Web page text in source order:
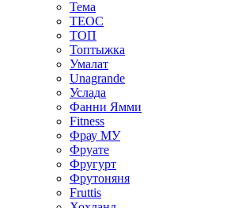
Тема
ТЕОС
ТОП
Топтыжка
Умалат
Unagrande
Услада
Фанни Ямми
Fitness
Фрау МУ
Фруате
Фругурт
Фрутоняня
Fruttis